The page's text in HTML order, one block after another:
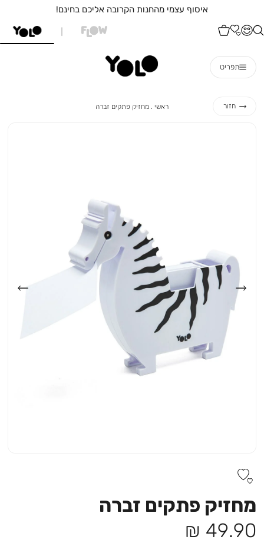
איסוף עצמי מהחנות הקרובה אליכם בחינם!
תפריט
חזור ראשי ראשי
מחזיק פתקים זברה
מחזיק פתקים זברה
מחיר
49.90 ₪